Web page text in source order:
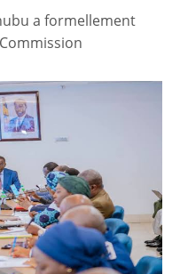
a formellement